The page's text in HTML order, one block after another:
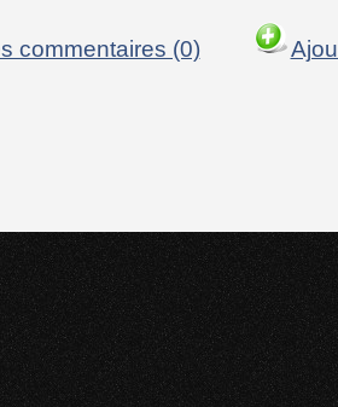
commentaires (0)